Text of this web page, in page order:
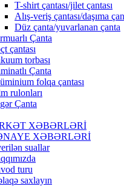
T-shirt çantası/jilet çantası
Alış-veriş çantası/daşıma
Düz çanta/yuvarlanan çanta
Çanta
çantası
torbası
Çanta
folqa çantası
rulonları
Çanta
XƏBƏRLƏRİ
XƏBƏRLƏRİ
suallar
turu
saxlayın